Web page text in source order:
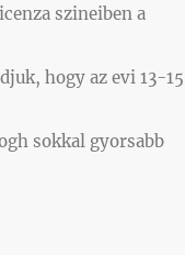
szineiben a
hogy az evi 13-15
sokkal gyorsabb